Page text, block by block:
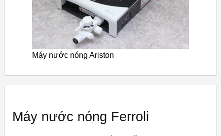
Máy nước nóng Ariston
Máy nước nóng Ferroli